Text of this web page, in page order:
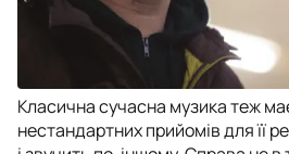
Класична сучасна музика теж
нестандартних прийомів для її